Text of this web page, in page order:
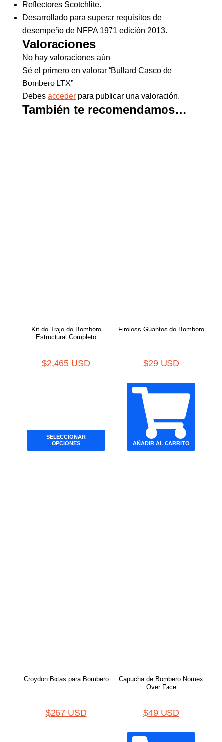
Reflectores Scotchlite.
Desarrollado para superar requisitos de
desempeño de NFPA 1971 edición 2013.
Valoraciones
No hay valoraciones aún.
Sé el primero en valorar “Bullard Casco de
Bombero LTX”
Debes acceder para publicar una valoración.
También te recomendamos…
Kit de Traje de Bombero
Estructural Completo
$2,465 USD
SELECCIONAR
OPCIONES
Fireless Guantes de Bombero
$29 USD
AÑADIR AL CARRITO
Croydon Botas para Bombero
$267 USD
Capucha de Bombero Nomex
Over Face
$49 USD